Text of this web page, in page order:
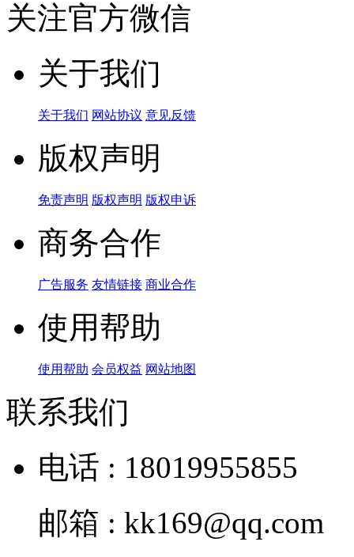
关注官方微信
关于我们
关于我们 网站协议 意见反馈
版权声明
免责声明 版权声明 版权申诉
商务合作
广告服务 友情链接 商业合作
使用帮助
使用帮助 会员权益 网站地图
联系我们
电话 : 18019955855
邮箱 : kk169@qq.com